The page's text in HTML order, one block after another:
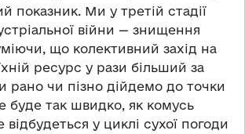
показник. Ми у третій стадії
війни — знищення
що колективний захід на
ресурс у рази більший за
рано чи пізно дійдемо до точки
буде так швидко, як комусь
відбудеться у циклі сухої погоди